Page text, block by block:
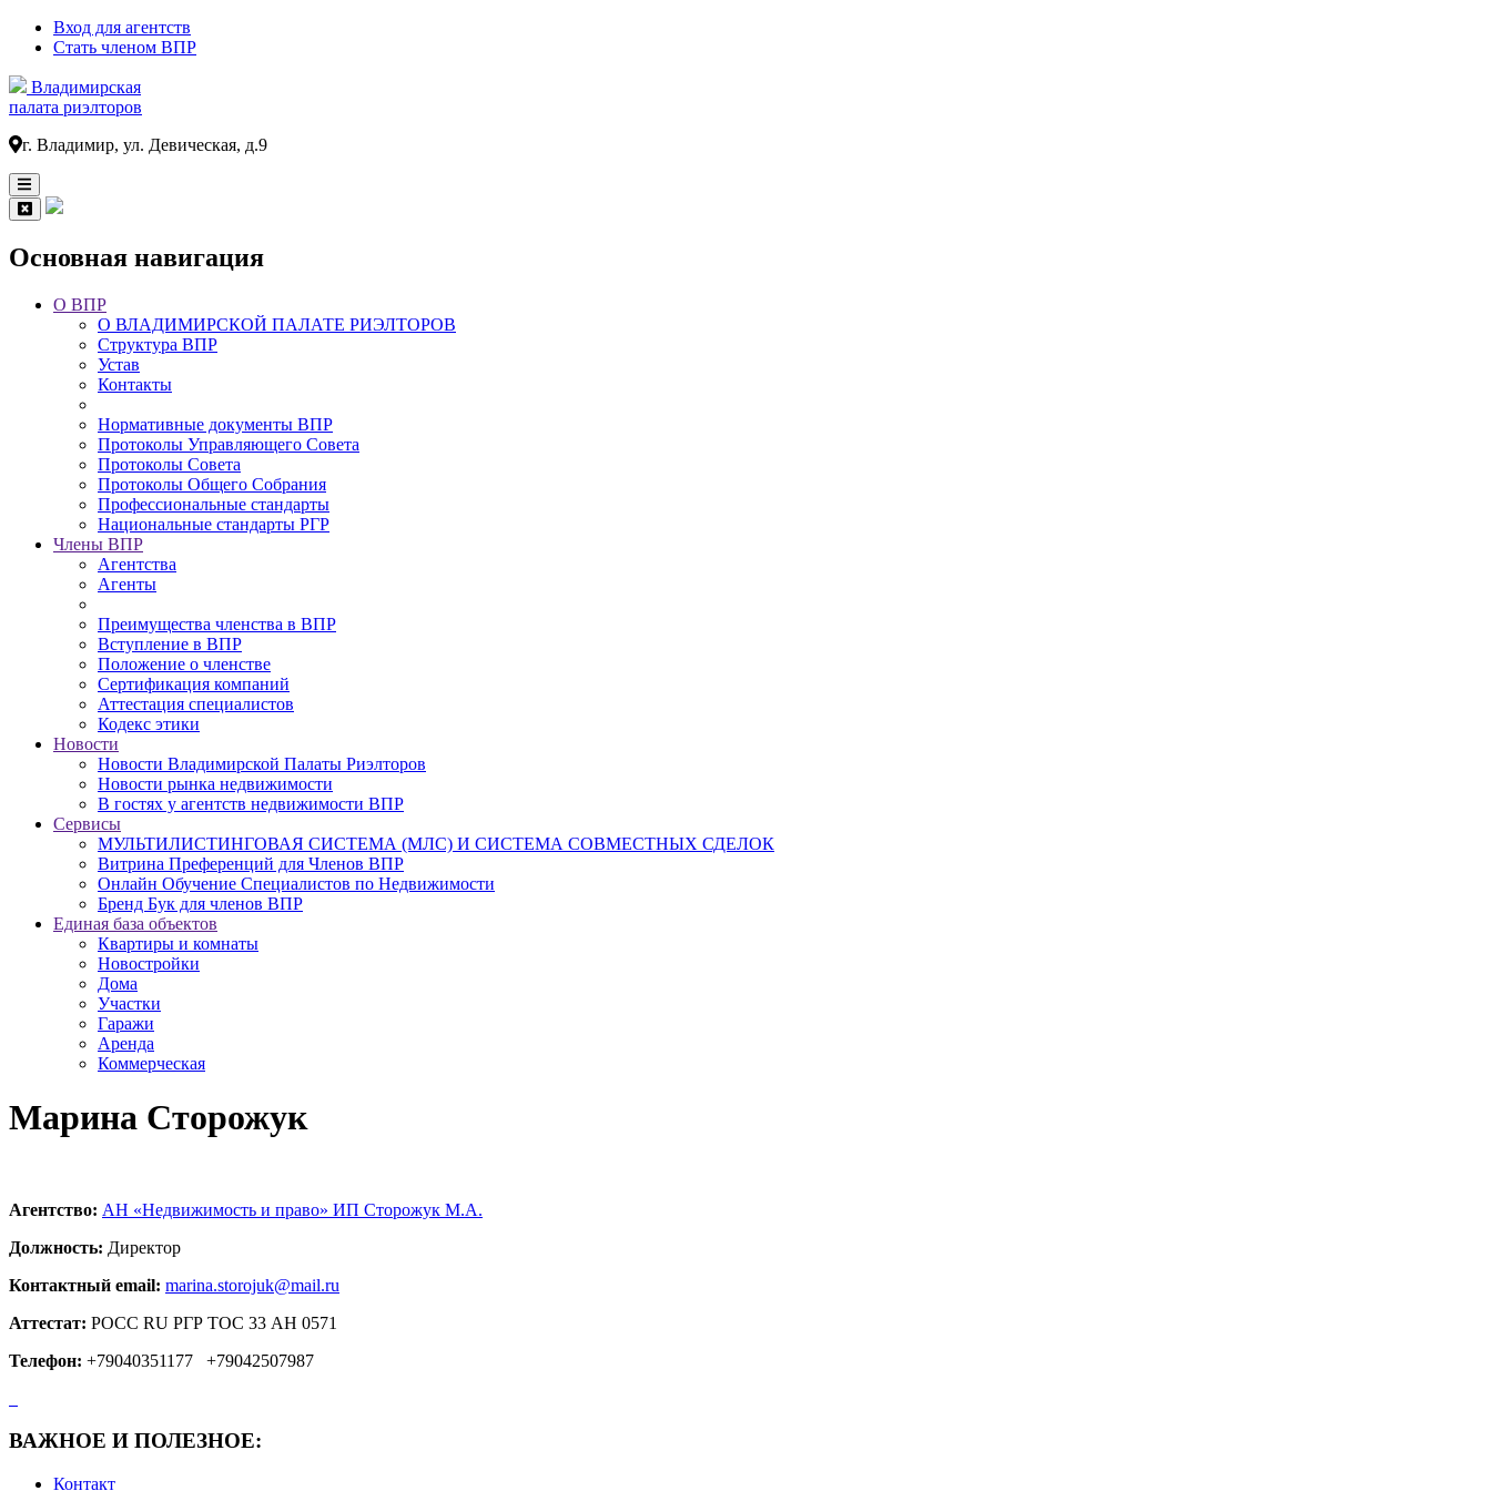
Вход для агентств
Стать членом ВПР
Владимирская
палата риэлторов
г. Владимир, ул. Девическая, д.9
Основная навигация
О ВПР
О ВЛАДИМИРСКОЙ ПАЛАТЕ РИЭЛТОРОВ
Структура ВПР
Устав
Контакты
Нормативные документы ВПР
Протоколы Управляющего Совета
Протоколы Совета
Протоколы Общего Собрания
Профессиональные стандарты
Национальные стандарты РГР
Члены ВПР
Агентства
Агенты
Преимущества членства в ВПР
Вступление в ВПР
Положение о членстве
Сертификация компаний
Аттестация специалистов
Кодекс этики
Новости
Новости Владимирской Палаты Риэлторов
Новости рынка недвижимости
В гостях у агентств недвижимости ВПР
Сервисы
МУЛЬТИЛИСТИНГОВАЯ СИСТЕМА (МЛС) И СИСТЕМА СОВМЕСТНЫХ СДЕЛОК
Витрина Преференций для Членов ВПР
Онлайн Обучение Специалистов по Недвижимости
Бренд Бук для членов ВПР
Единая база объектов
Квартиры и комнаты
Новостройки
Дома
Участки
Гаражи
Аренда
Коммерческая
Марина Сторожук
Агентство: АН «Недвижимость и право» ИП Сторожук М.А.
Должность: Директор
Контактный email: marina.storojuk@mail.ru
Аттестат: РОСС RU РГР ТОС 33 АН 0571
Телефон: +79040351177 +79042507987
ВАЖНОЕ И ПОЛЕЗНОЕ:
Контакт